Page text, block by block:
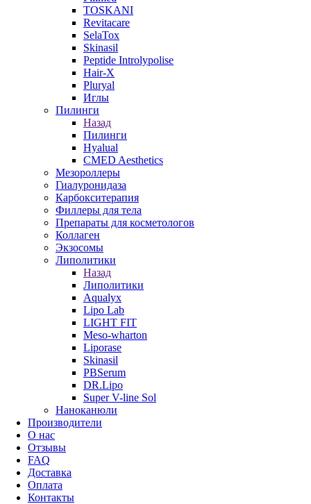
TOSKANI
Revitacare
SelaTox
Skinasil
Peptide Introlypolise
Hair-X
Pluryal
Иглы
Пилинги
Назад
Пилинги
Hyalual
CMED Aesthetics
Мезороллеры
Гиалуронидаза
Карбокситерапия
Филлеры для тела
Препараты для косметологов
Коллаген
Экзосомы
Липолитики
Назад
Липолитики
Aqualyx
Lipo Lab
LIGHT FIT
Meso-wharton
Liporase
Skinasil
PBSerum
DR.Lipo
Super V-line Sol
Наноканюли
Производители
О нас
Отзывы
FAQ
Доставка
Оплата
Контакты